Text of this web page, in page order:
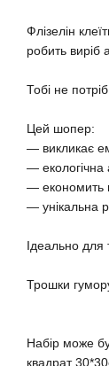
Флізелін
робить виріб
Тобі не
Цей шопер:
— викликає
— екологічна
— економить
— унікальна
Ідеально для
Трошки
Набір може
квадрат